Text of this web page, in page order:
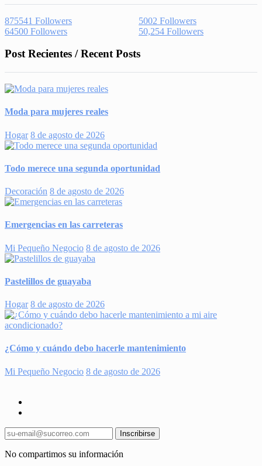
875541 Followers 5002 Followers
64500 Followers 50,254 Followers
Post Recientes / Recent Posts
Moda para mujeres reales
Hogar 8 de agosto de 2026
Todo merece una segunda oportunidad
Decoración 8 de agosto de 2026
Emergencias en las carreteras
Mi Pequeño Negocio 8 de agosto de 2026
Pastelillos de guayaba
Hogar 8 de agosto de 2026
¿Cómo y cuándo debo hacerle mantenimiento
Mi Pequeño Negocio 8 de agosto de 2026
Inscribirse
No compartimos su información